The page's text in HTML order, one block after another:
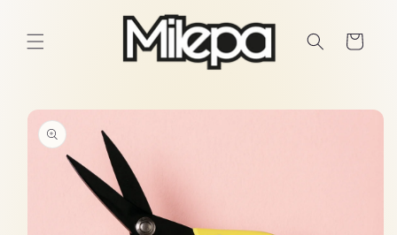
al contenido
Carrito
directamente
a la
información
del producto